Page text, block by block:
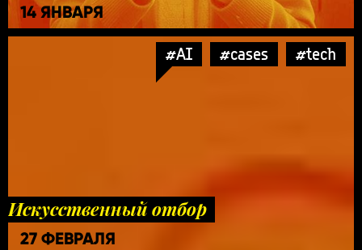
14 ЯНВАРЯ
#AI #cases #tech
Искусственный отбор
27 ФЕВРАЛЯ